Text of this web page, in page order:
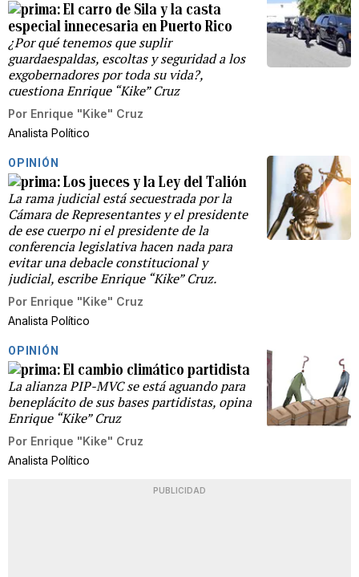
El carro de Sila y la casta
especial innecesaria en Puerto Rico
¿Por qué tenemos que suplir
guardaespaldas, escoltas y seguridad a los
exgobernadores por toda su vida?,
cuestiona Enrique “Kike” Cruz
Por Enrique "Kike" Cruz
Analista Político
OPINIÓN
Los jueces y la Ley del Talión
La rama judicial está secuestrada por la
Cámara de Representantes y el presidente
de ese cuerpo ni el presidente de la
conferencia legislativa hacen nada para
evitar una debacle constitucional y
judicial, escribe Enrique “Kike” Cruz.
Por Enrique "Kike" Cruz
Analista Político
OPINIÓN
El cambio climático partidista
La alianza PIP-MVC se está aguando para
beneplácito de sus bases partidistas, opina
Enrique “Kike” Cruz
Por Enrique "Kike" Cruz
Analista Político
PUBLICIDAD